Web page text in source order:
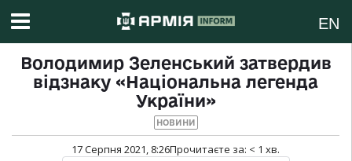
EN
Володимир Зеленський затвердив
відзнаку «Національна легенда
України»
НОВИНИ
17 Серпня 2021, 8:26Прочитаєте за: < 1 хв.